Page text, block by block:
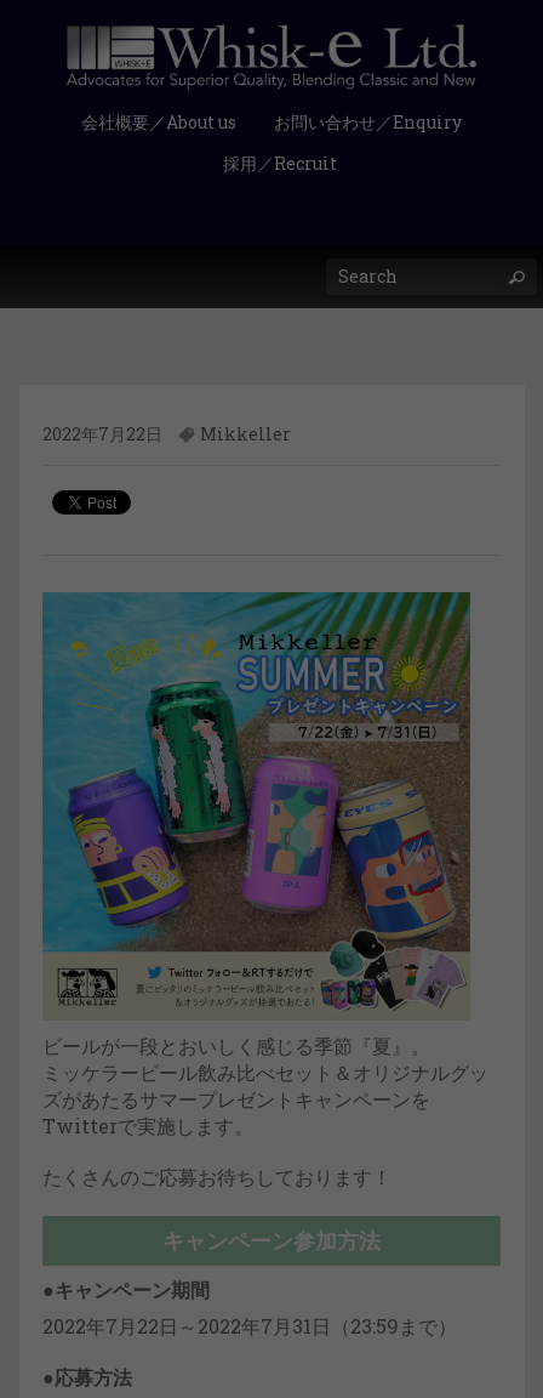
会社概要／About us
お問い合わせ／Enquiry
採用／Recruit
2022年7月22日 Mikkeller
ビールが一段とおいしく感じる季節『夏』。
ミッケラービール飲み比べセット＆オリジナルグッ
ズがあたるサマープレゼントキャンペーンを
Twitterで実施します。
たくさんのご応募お待ちしております！
キャンペーン参加方法
●キャンペーン期間
2022年7月22日～2022年7月31日（23:59まで）
●応募方法